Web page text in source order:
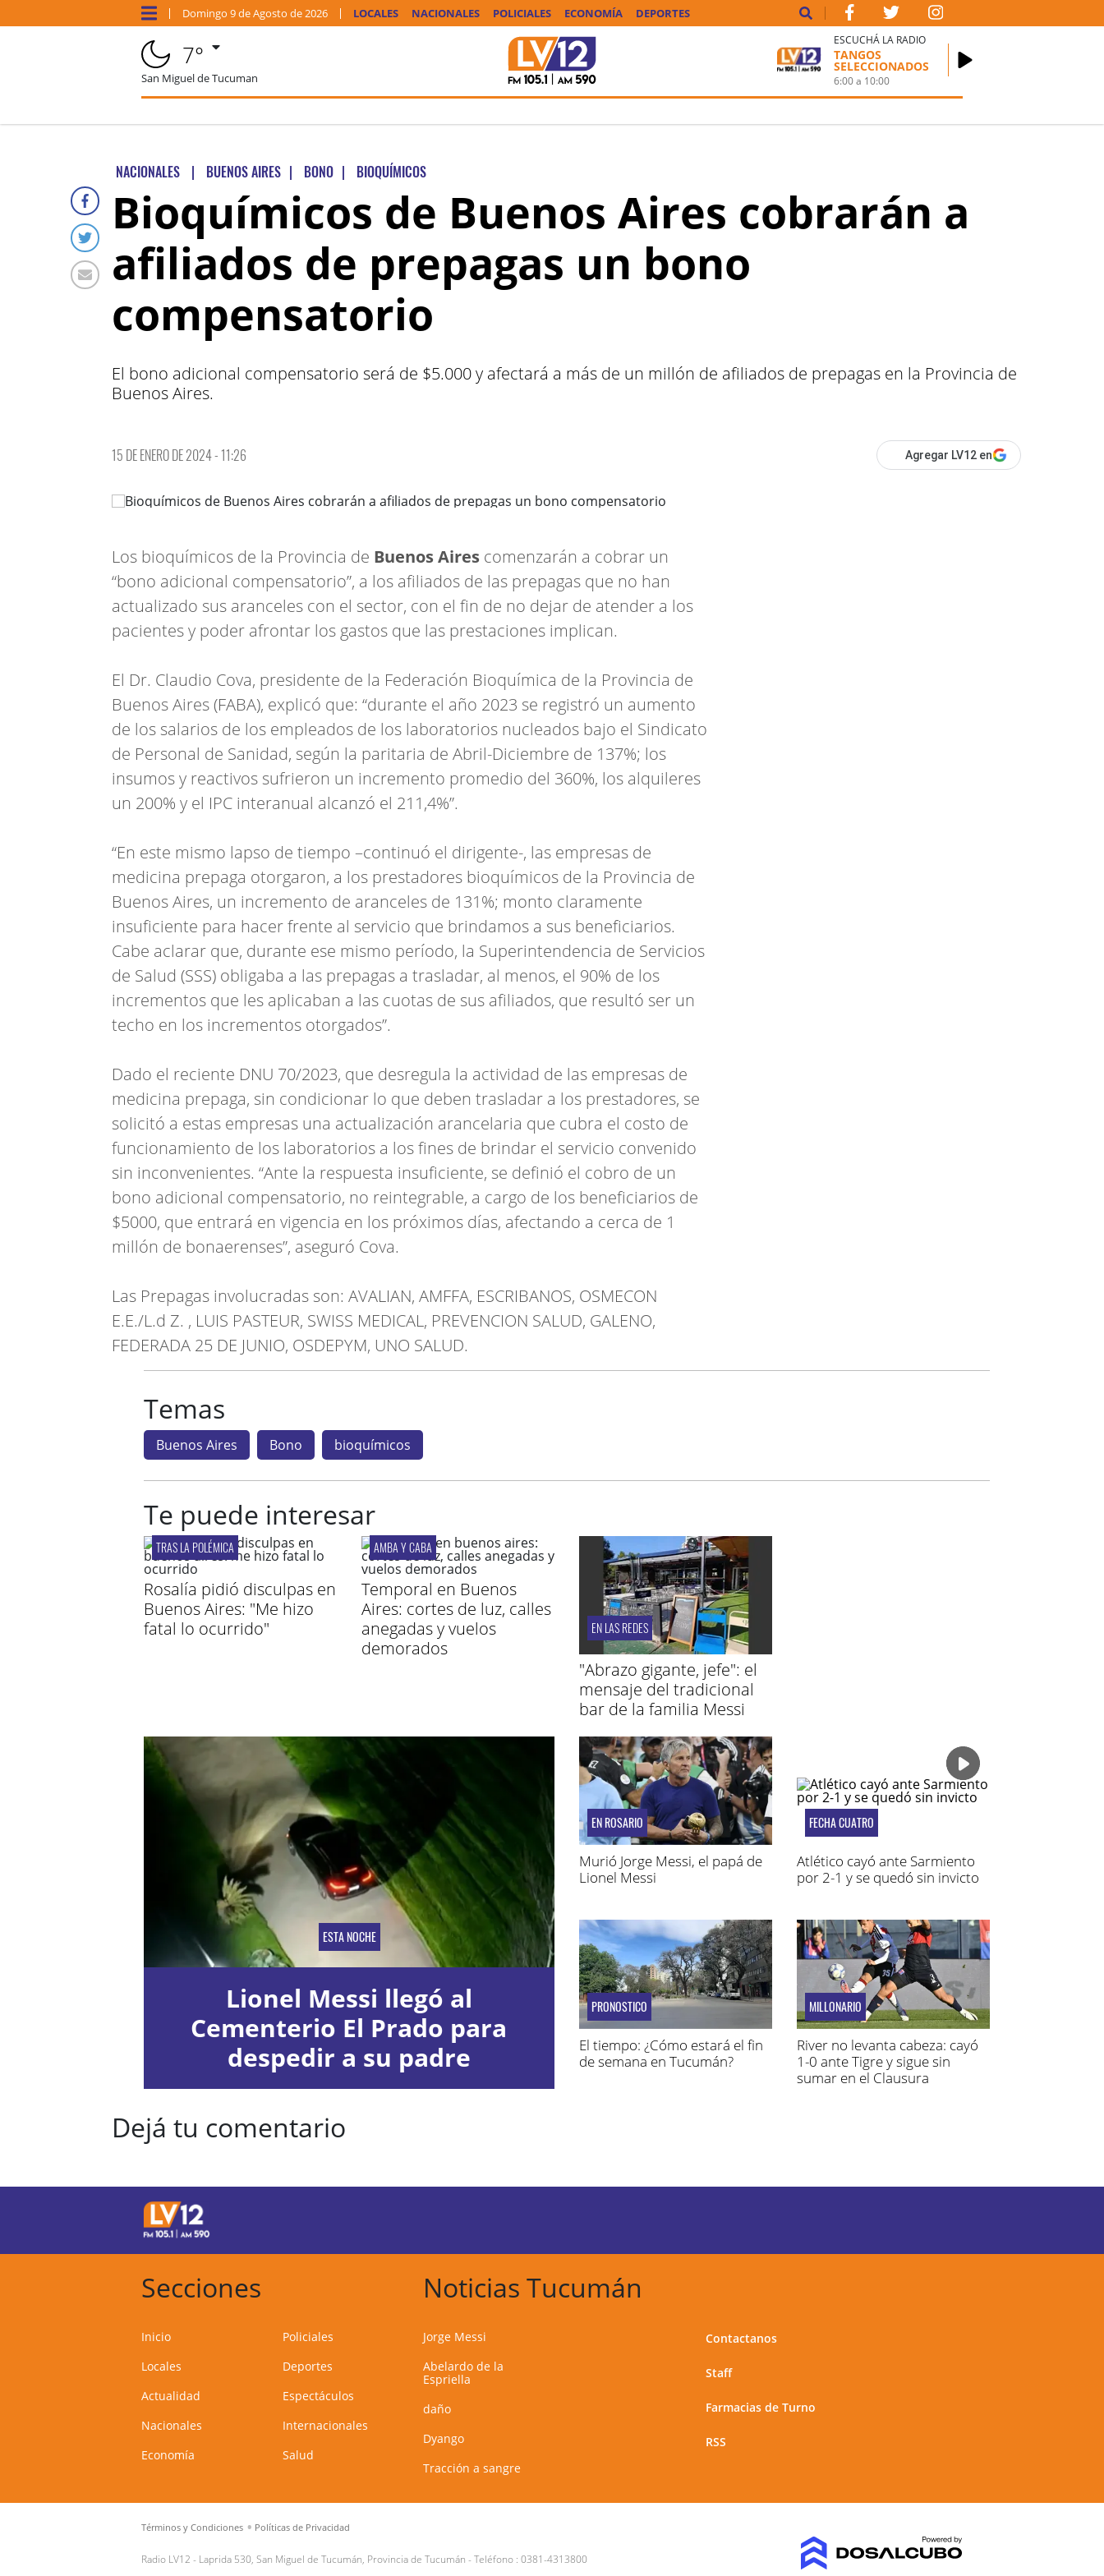
Domingo 9 deAgosto de 2026 LOCALES NACIONALES POLICIALES ECONOMÍA DEPORTES
7°
San Miguel de Tucuman
ESCUCHÁ LA RADIO
TANGOS
SELECCIONADOS
6:00a 10:00
NACIONALES | BUENOS AIRES | BONO | BIOQUÍMICOS
Bioquímicos de Buenos Aires cobrarán a
afiliados de prepagas un bono
compensatorio
El bono adicional compensatorio será de $5.000 y afectará a más de un millón de afiliados de prepagas en la Provincia de
Buenos Aires.
15 DE ENERO DE 2024 - 11:26 Agregar LV12 en
Los bioquímicos de la Provincia de Buenos Aires comenzarán a cobrar un
“bono adicional compensatorio”, a los afiliados de las prepagas que no han
actualizado sus aranceles con el sector, con el fin de no dejar de atender a los
pacientes y poder afrontar los gastos que las prestaciones implican.
El Dr. Claudio Cova, presidente de la Federación Bioquímica de la Provincia de
Buenos Aires (FABA), explicó que: “durante el año 2023 se registró un aumento
de los salarios de los empleados de los laboratorios nucleados bajo el Sindicato
de Personal de Sanidad, según la paritaria de Abril-Diciembre de 137%; los
insumos y reactivos sufrieron un incremento promedio del 360%, los alquileres
un 200% y el IPC interanual alcanzó el 211,4%”.
“En este mismo lapso de tiempo –continuó el dirigente-, las empresas de
medicina prepaga otorgaron, a los prestadores bioquímicos de la Provincia de
Buenos Aires, un incremento de aranceles de 131%; monto claramente
insuficiente para hacer frente al servicio que brindamos a sus beneficiarios.
Cabe aclarar que, durante ese mismo período, la Superintendencia de Servicios
de Salud (SSS) obligaba a las prepagas a trasladar, al menos, el 90% de los
incrementos que les aplicaban a las cuotas de sus afiliados, que resultó ser un
techo en los incrementos otorgados”.
Dado el reciente DNU 70/2023, que desregula la actividad de las empresas de
medicina prepaga, sin condicionar lo que deben trasladar a los prestadores, se
solicitó a estas empresas una actualización arancelaria que cubra el costo de
funcionamiento de los laboratorios a los fines de brindar el servicio convenido
sin inconvenientes. “Ante la respuesta insuficiente, se definió el cobro de un
bono adicional compensatorio, no reintegrable, a cargo de los beneficiarios de
$5000, que entrará en vigencia en los próximos días, afectando a cerca de 1
millón de bonaerenses”, aseguró Cova.
Las Prepagas involucradas son: AVALIAN, AMFFA, ESCRIBANOS, OSMECON
E.E./L.d Z. , LUIS PASTEUR, SWISS MEDICAL, PREVENCION SALUD, GALENO,
FEDERADA 25 DE JUNIO, OSDEPYM, UNO SALUD.
Temas
Buenos Aires Bono bioquímicos
Te puede interesar
TRAS LA POLÉMICA
Rosalía pidió disculpas en
Buenos Aires: "Me hizo
fatal lo ocurrido"
AMBA Y CABA
Temporal en Buenos
Aires: cortes de luz, calles
anegadas y vuelos
demorados
EN LAS REDES
"Abrazo gigante, jefe": el
mensaje del tradicional
bar de la familia Messi
ESTA NOCHE
Lionel Messi llegó al
Cementerio El Prado para
despedir a su padre
EN ROSARIO
Murió Jorge Messi, el papá de
Lionel Messi
FECHA CUATRO
Atlético cayó ante Sarmiento
por 2-1 y se quedó sin invicto
PRONOSTICO
El tiempo: ¿Cómo estará el fin
de semana en Tucumán?
MILLONARIO
River no levanta cabeza: cayó
1-0 ante Tigre y sigue sin
sumar en el Clausura
Dejá tu comentario
Secciones
Inicio
Locales
Actualidad
Nacionales
Economía
Policiales
Deportes
Espectáculos
Internacionales
Salud
Noticias Tucumán
Jorge Messi
Abelardo de la
Espriella
daño
Dyango
Tracción a sangre
Contactanos
Staff
Farmacias de Turno
RSS
Términos y Condiciones Políticas de Privacidad
Radio LV12 - Laprida 530, San Miguel de Tucumán, Provincia de Tucumán - Teléfono : 0381-4313800